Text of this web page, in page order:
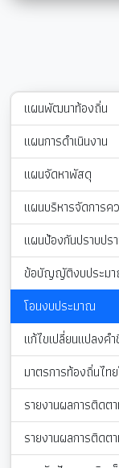
แผนพัฒนาท้องถิ่น
แผนการดำเนินงาน
แผนจัดหาพัสดุ
แผนบริหารจัดการค
แผนป้องกันปราบปร
ข้อบัญญัติงบประมา
โอนงบประมาณ
แก้ไขเปลี่ยนแปลงค
มาตรการท้องถิ่นไท
รายงานผลการติดต
รายงานผลการติด